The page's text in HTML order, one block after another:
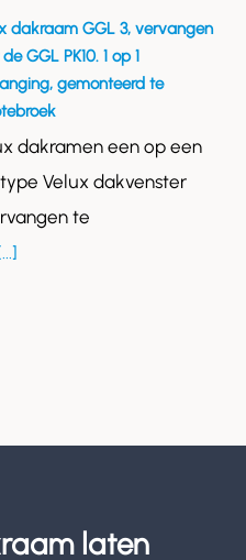
dakraam GGL 3, vervangen
GGL PK10. 1 op 1
gemonteerd te
dakramen een op een
Velux dakvenster
te
laten